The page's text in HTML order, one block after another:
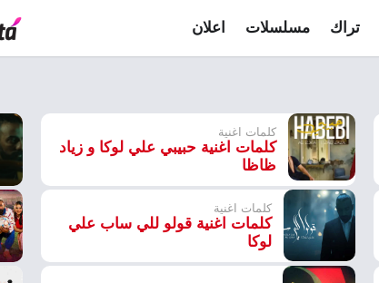
تراك مسلسلات اعلان
كلمات اغنية
كلمات اغنية حبيبي علي لوكا و زياد
ظاظا
كلمات اغنية
كلمات اغنية قولو للي ساب علي
لوكا